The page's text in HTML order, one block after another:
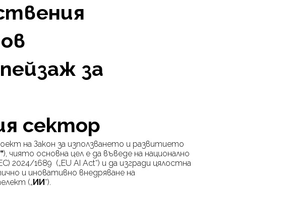
за
сектор
на Закон за използването и развитието
), чиято основна цел е да въведе на национално
2024/1689 („EU AI Act“) и да изгради цялостна
и иновативно внедряване на
(„ИИ“).